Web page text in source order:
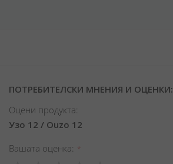
ПОТРЕБИТЕЛСКИ МНЕНИЯ И ОЦЕНКИ:
Оцени продукта:
Узо 12 / Ouzo 12
Вашата оценка